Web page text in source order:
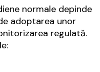
normale depinde
adoptarea unor
regulată.